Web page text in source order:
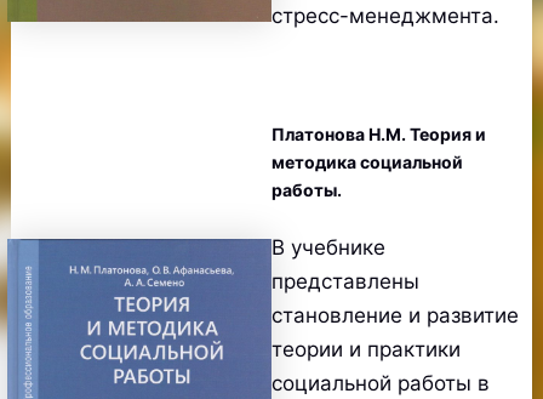
стресс-менеджмента.
Платонова Н.М. Теория и
методика социальной
работы.
В учебнике
представлены
становление и развитие
теории и практики
социальной работы в